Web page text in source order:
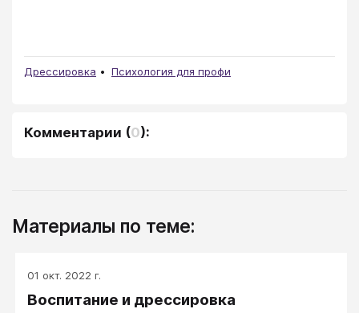
Дрессировка Психология для профи
Комментарии (0):
Материалы по теме:
01 окт. 2022 г.
Воспитание и дрессировка